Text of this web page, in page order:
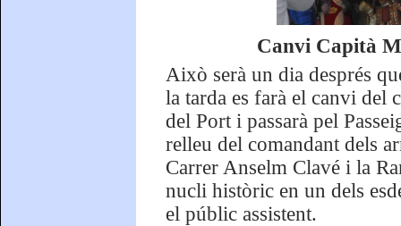
Canvi Capità
Això serà un dia després
la tarda es farà el canvi del
del Port i passarà pel
relleu del comandant dels
Carrer Anselm Clavé i la
nucli històric en un dels
el públic assistent.